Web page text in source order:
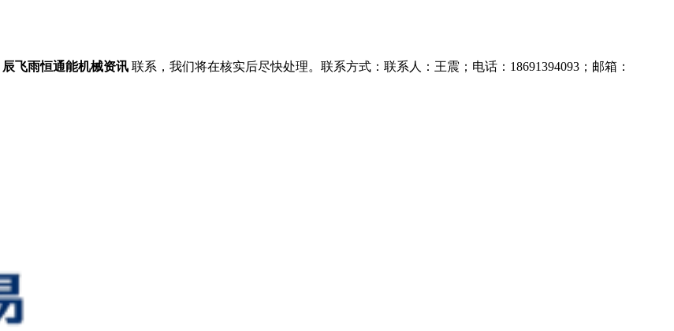
辰飞雨恒通能机械资讯 联系，我们将在核实后尽快处理。联系方式：联系人：王震；电话：18691394093；邮箱：